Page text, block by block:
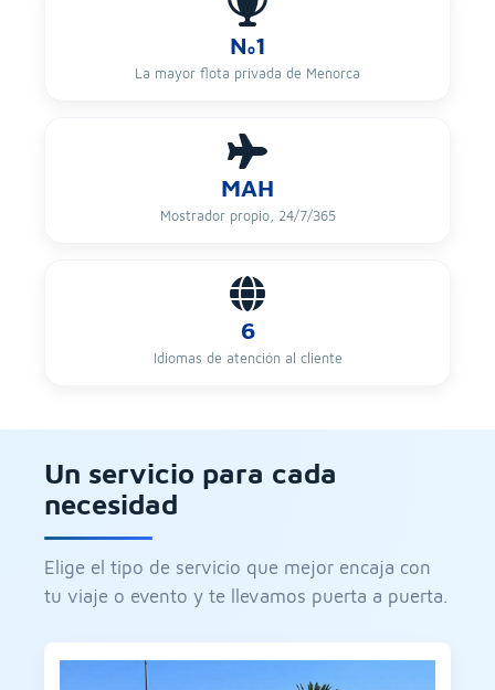
Nº1
La mayor flota privada de Menorca
MAH
Mostrador propio, 24/7/365
6
Idiomas de atención al cliente
Un servicio para cada
necesidad
Elige el tipo de servicio que mejor encaja con
tu viaje o evento y te llevamos puerta a puerta.